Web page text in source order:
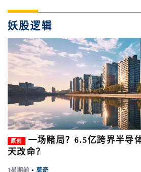
妖股逻辑
原创
一场赌局？6.5亿跨界半导
天改命？
1星期前 • 莫奇